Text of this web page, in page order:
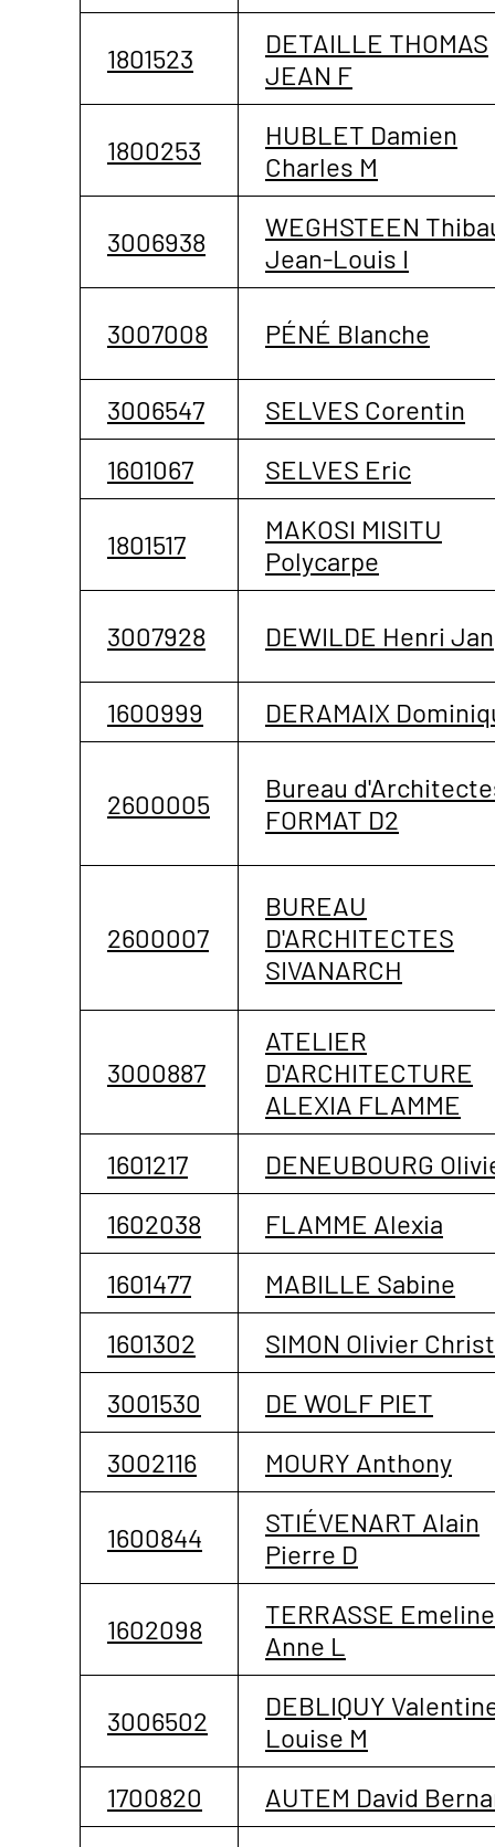
1801523
DETAILLE THOMAS
JEAN F
1800253
HUBLET Damien
Charles M
3006938
WEGHSTEEN
Jean-Louis I
3007008 PÉNÉ Blanche
3006547
SELVES Corentin
1601067
SELVES Eric
1801517
MAKOSI MISITU
Polycarpe
3007928 DEWILDE Henri Jan
1600999 DERAMAIX
2600005
Bureau
FORMAT D2
2600007
BUREAU
D'ARCHITECTES
SIVANARCH
3000887
ATELIER
D'ARCHITECTURE
ALEXIA FLAMME
1601217
DENEUBOURG
1602038
FLAMME Alexia
1601477
MABILLE Sabine
1601302
SIMON Olivier
3001530
DE WOLF PIET
3002116
MOURY Anthony
1600844
STIÉVENART Alain
Pierre D
1602098
TERRASSE Emeline
Anne L
3006502
DEBLIQUY
Louise M
1700820
AUTEM David